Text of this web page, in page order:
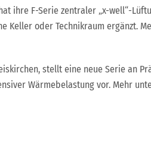
ihre F-Serie zentraler „x-well“-
Keller oder Technikraum ergänzt.
stellt eine neue Serie an
Wärmebelastung vor. Mehr